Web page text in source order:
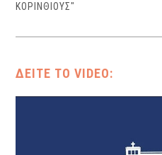
ΚΟΡΙΝΘΙΟΥΣ"